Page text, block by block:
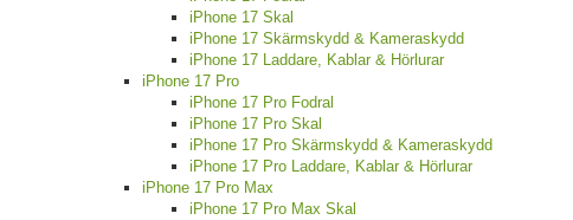
iPhone 17 Skal
iPhone 17 Skärmskydd & Kameraskydd
iPhone 17 Laddare, Kablar & Hörlurar
iPhone 17 Pro
iPhone 17 Pro Fodral
iPhone 17 Pro Skal
iPhone 17 Pro Skärmskydd & Kameraskydd
iPhone 17 Pro Laddare, Kablar & Hörlurar
iPhone 17 Pro Max
iPhone 17 Pro Max Skal